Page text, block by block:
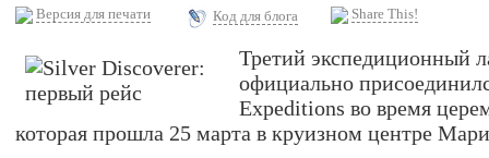
Версия для печати Код для блога Share This!
Третий экспедиционный
официально
Expeditions во время
которая прошла 25 марта в круизном центре